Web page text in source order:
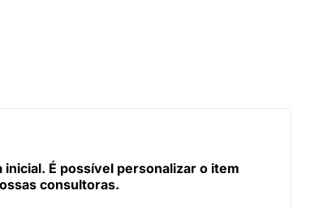
É possível personalizar o item
consultoras.